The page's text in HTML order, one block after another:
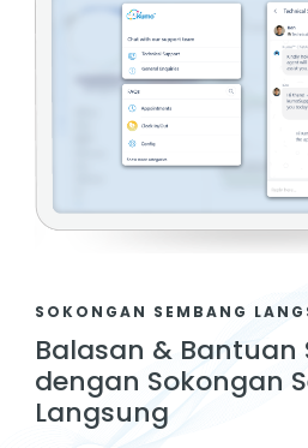
SOKONGAN SEMBANG
Balasan & Bantuan
dengan Sokongan
Langsung